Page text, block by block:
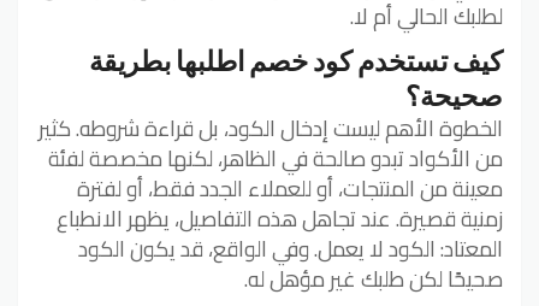
لطلبك الحالي أم لا.
كيف تستخدم كود خصم اطلبها بطريقة
صحيحة؟
الخطوة الأهم ليست إدخال الكود، بل قراءة شروطه. كثير
من الأكواد تبدو صالحة في الظاهر، لكنها مخصصة لفئة
معينة من المنتجات، أو للعملاء الجدد فقط، أو لفترة
زمنية قصيرة. عند تجاهل هذه التفاصيل، يظهر الانطباع
المعتاد: الكود لا يعمل. وفي الواقع، قد يكون الكود
صحيحًا لكن طلبك غير مؤهل له.